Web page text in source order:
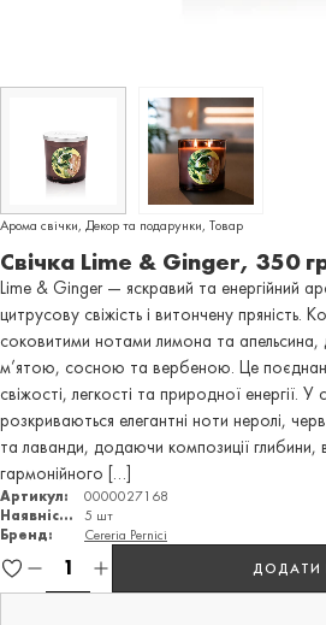
Арома свічки, Декор та подарунки, Товар
Свічка Lime & Ginger, 350
Lime & Ginger — яскравий та енергійний
цитрусову свіжість і витончену пряність.
соковитими нотами лимона та
м’ятою, сосною та вербеною. Це
свіжості, легкості та природної енергії.
розкриваються елегантні ноти неролі,
та лаванди, додаючи композиції глибини,
гармонійного […]
Артикул:
0000027168
Наявність:
5 шт
Бренд:
Cereria Pernici
ДОДАТИ